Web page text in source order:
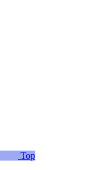
Top